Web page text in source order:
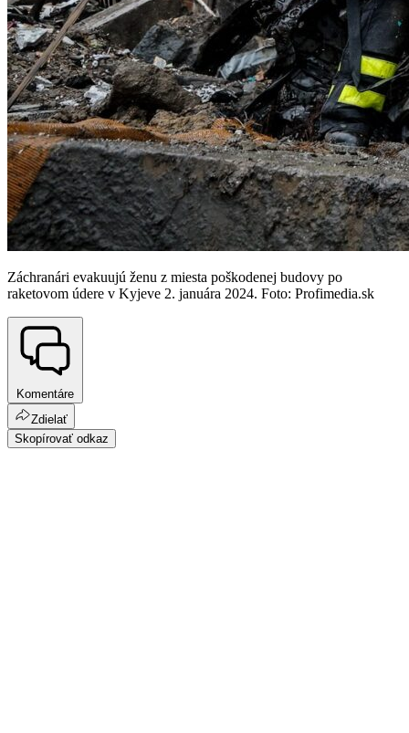
Záchranári evakuujú ženu z miesta poškodenej budovy po
raketovom údere v Kyjeve 2. januára 2024. Foto: Profimedia.sk
Komentáre
Zdielať
Skopírovať odkaz